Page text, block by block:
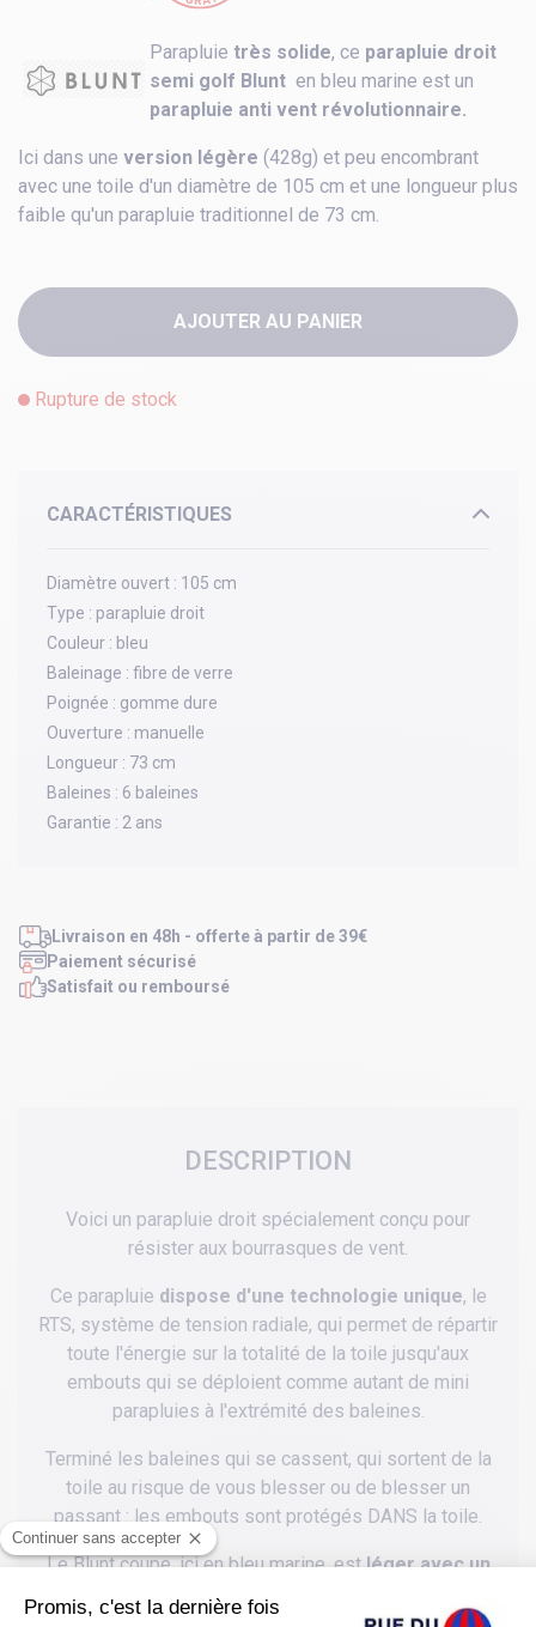
Parapluie très solide, ce parapluie droit
semi golf Blunt en bleu marine est un
parapluie anti vent révolutionnaire.
Ici dans une version légère (428g) et peu encombrant
avec une toile d'un diamètre de 105 cm et une longueur plus
faible qu'un parapluie traditionnel de 73 cm.
AJOUTER AU PANIER
Rupture de stock
CARACTÉRISTIQUES
Diamètre ouvert : 105 cm
Type : parapluie droit
Couleur : bleu
Baleinage : fibre de verre
Poignée : gomme dure
Ouverture : manuelle
Longueur : 73 cm
Baleines : 6 baleines
Garantie : 2 ans
Livraison en 48h - offerte à partir de 39€
Paiement sécurisé
Satisfait ou remboursé
DESCRIPTION
Voici un parapluie droit spécialement conçu pour
résister aux bourrasques de vent.
Ce parapluie dispose d'une technologie unique, le
RTS, système de tension radiale, qui permet de répartir
toute l'énergie sur la totalité de la toile jusqu'aux
embouts qui se déploient comme autant de mini
parapluies à l'extrémité des baleines.
Terminé les baleines qui se cassent, qui sortent de la
toile au risque de vous blesser ou de blesser un
passant : les embouts sont protégés DANS la toile.
Le Blunt coupe, ici en bleu marine, estléger avec un
poids de 428 g et peu encombrant avec sa